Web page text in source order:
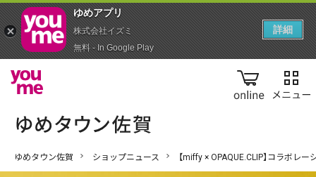
online
ゆめタウン佐賀 ショップニュース 【miffy × OPAQUE.CLIP】コラボレ
ゆめアプ‪リ‬
株式会社イズミ
無料 - In Google Play
詳細